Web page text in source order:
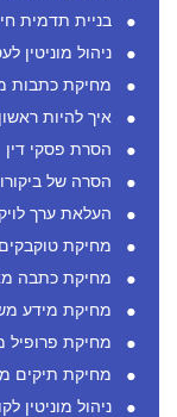
בניית תדמית
ניהול מוניטין
מחיקת כתבות
איך להיות ראשון
הסרת פסקי דין
הסרה של ביקורות
העלאת ערך
מחיקת טוקבקים
מחיקת כתבה
מחיקת מידע
מחיקת פרופיל
מחיקת תיקים
ניהול מוניטין